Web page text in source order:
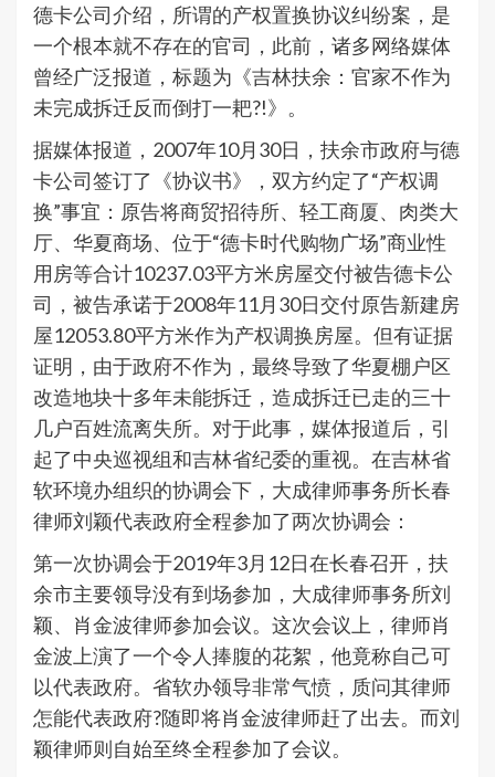
德卡公司介绍，所谓的产权置换协议纠纷案，是
一个根本就不存在的官司，此前，诸多网络媒体
曾经广泛报道，标题为《吉林扶余：官家不作为
未完成拆迁反而倒打一耙?!》。
据媒体报道，2007年10月30日，扶余市政府与德
卡公司签订了《协议书》，双方约定了“产权调
换”事宜：原告将商贸招待所、轻工商厦、肉类大
厅、华夏商场、位于“德卡时代购物广场”商业性
用房等合计10237.03平方米房屋交付被告德卡公
司，被告承诺于2008年11月30日交付原告新建房
屋12053.80平方米作为产权调换房屋。但有证据
证明，由于政府不作为，最终导致了华夏棚户区
改造地块十多年未能拆迁，造成拆迁已走的三十
几户百姓流离失所。对于此事，媒体报道后，引
起了中央巡视组和吉林省纪委的重视。在吉林省
软环境办组织的协调会下，大成律师事务所长春
律师刘颖代表政府全程参加了两次协调会：
第一次协调会于2019年3月12日在长春召开，扶
余市主要领导没有到场参加，大成律师事务所刘
颖、肖金波律师参加会议。这次会议上，律师肖
金波上演了一个令人捧腹的花絮，他竟称自己可
以代表政府。省软办领导非常气愤，质问其律师
怎能代表政府?随即将肖金波律师赶了出去。而刘
颖律师则自始至终全程参加了会议。